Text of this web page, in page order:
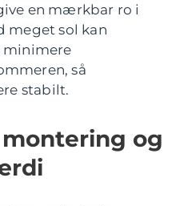
en mærkbar ro i
meget sol kan
minimere
så
stabilt.
og